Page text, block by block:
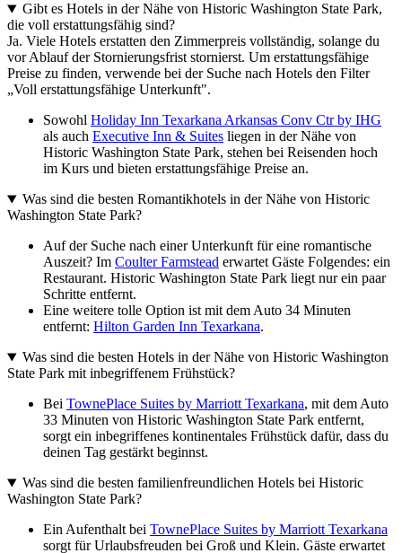
Gibt es Hotels in der Nähe von Historic Washington State Park,
die voll erstattungsfähig sind?
Ja. Viele Hotels erstatten den Zimmerpreis vollständig, solange du
vor Ablauf der Stornierungsfrist stornierst. Um erstattungsfähige
Preise zu finden, verwende bei der Suche nach Hotels den Filter
„Voll erstattungsfähige Unterkunft".
Sowohl Holiday Inn Texarkana Arkansas Conv Ctr by IHG
als auch Executive Inn & Suites liegen in der Nähe von
Historic Washington State Park, stehen bei Reisenden hoch
im Kurs und bieten erstattungsfähige Preise an.
Was sind die besten Romantikhotels in der Nähe von Historic
Washington State Park?
Auf der Suche nach einer Unterkunft für eine romantische
Auszeit? Im Coulter Farmstead erwartet Gäste Folgendes: ein
Restaurant. Historic Washington State Park liegt nur ein paar
Schritte entfernt.
Eine weitere tolle Option ist mit dem Auto 34 Minuten
entfernt: Hilton Garden Inn Texarkana.
Was sind die besten Hotels in der Nähe von Historic Washington
State Park mit inbegriffenem Frühstück?
Bei TownePlace Suites by Marriott Texarkana, mit dem Auto
33 Minuten von Historic Washington State Park entfernt,
sorgt ein inbegriffenes kontinentales Frühstück dafür, dass du
deinen Tag gestärkt beginnst.
Was sind die besten familienfreundlichen Hotels bei Historic
Washington State Park?
Ein Aufenthalt bei TownePlace Suites by Marriott Texarkana
sorgt für Urlaubsfreuden bei Groß und Klein. Gäste erwartet